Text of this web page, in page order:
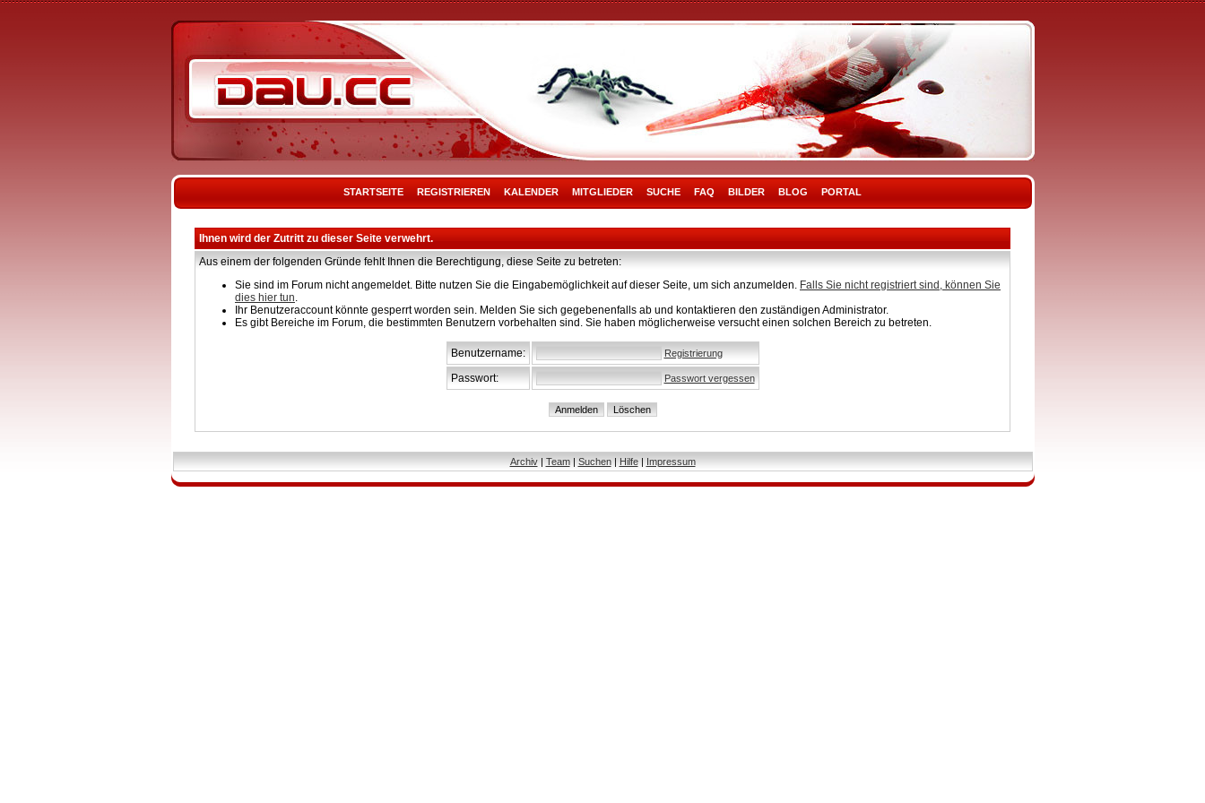
STARTSEITE REGISTRIEREN KALENDER MITGLIEDER SUCHE FAQ BILDER BLOG PORTAL
Ihnen wird der Zutritt zu dieser Seite verwehrt.
Aus einem der folgenden Gründe fehlt Ihnen die Berechtigung, diese Seite zu betreten:
Sie sind im Forum nicht angemeldet. Bitte nutzen Sie die Eingabemöglichkeit auf dieser Seite, um sich anzumelden. Falls Sie nicht registriert sind, können Sie
dies hier tun.
Ihr Benutzeraccount könnte gesperrt worden sein. Melden Sie sich gegebenenfalls ab und kontaktieren den zuständigen Administrator.
Es gibt Bereiche im Forum, die bestimmten Benutzern vorbehalten sind. Sie haben möglicherweise versucht einen solchen Bereich zu betreten.
Benutzername: Registrierung
Passwort: Passwort vergessen
Archiv| Team| Suchen| Hilfe| Impressum